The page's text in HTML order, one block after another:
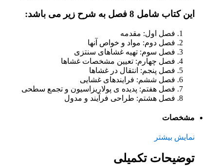
این کتاب شامل 8 فصل به شرح زیر می باشد:
فصل اول: مقدمه
فصل دوم: مواد و خواص آنها
فصل سوم: تهیه غشاهای سنتزی
فصل چهارم: تعیین مشخصات غشاها
فصل پنجم: انتقال در غشاها
فصل ششم: فرایندهای غشایی
فصل هفتم: پدیده ی پولاریزاسیون و تجمع سطحی
فصل هشتم: طراحی فرآیند و مدول
مشخصات
نمایش بیشتر
توضیحات تکمیلی